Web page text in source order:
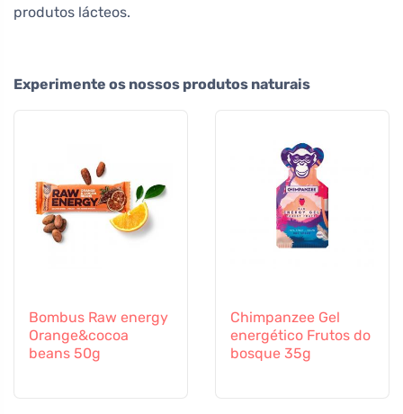
produtos lácteos.
Experimente os nossos produtos naturais
Bombus Raw energy
Orange&cocoa
beans 50g
Chimpanzee Gel
energético Frutos do
bosque 35g